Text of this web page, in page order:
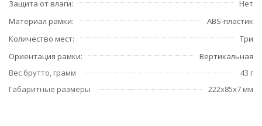
Защита от влаги
Нет
Материал рамки
ABS-пластик
Количество мест
Три
Ориентация рамки
Вертикальная
Вес брутто, грамм
43 г
Габаритные размеры
222x85x7 мм